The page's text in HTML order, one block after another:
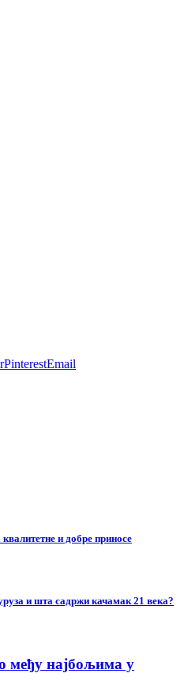
PinterestEmail
и добре приносе
и шта садржи качамак 21 века?
међу најбољима у